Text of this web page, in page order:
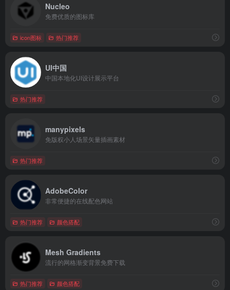
Nucleo
免费优质的图标库
icon图标 热门推荐
UI中国
中国本地化UI设计展示平台
热门推荐
manypixels
免版权小人场景矢量插画素材
热门推荐
AdobeColor
非常便捷的在线配色网站
热门推荐 颜色搭配
Mesh Gradients
流行的网格渐变背景免费下载
热门推荐 颜色搭配